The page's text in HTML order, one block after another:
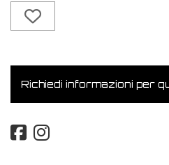
Richiedi informazioni per